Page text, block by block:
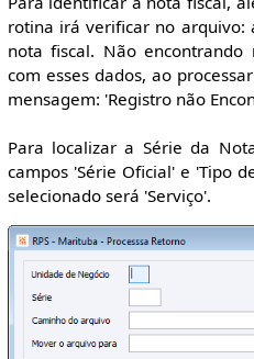
rotina irá verificar no arquivo:
nota fiscal. Não
com esses dados, ao
mensagem: 'Registro não
Para localizar a Série da
campos 'Série Oficial' e 'Tipo
selecionado será 'Serviço'.